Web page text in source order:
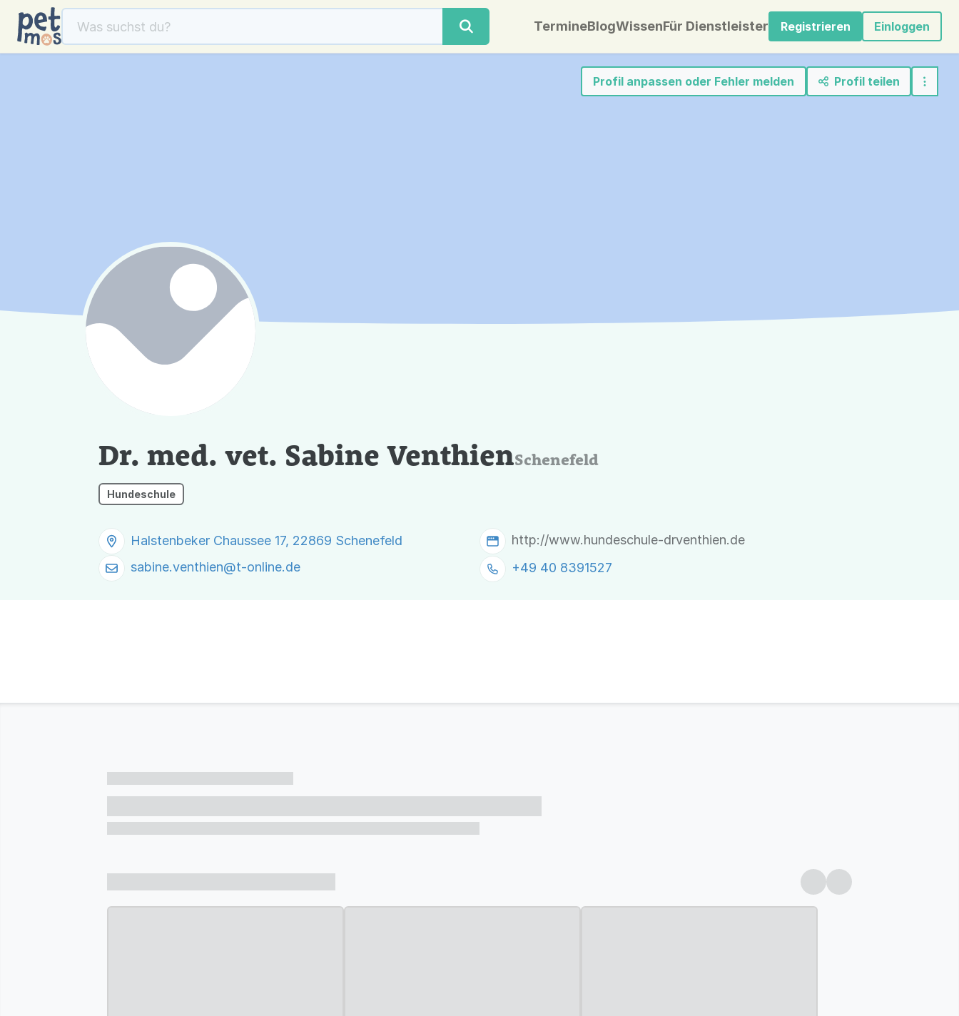
TermineBlogWissenFür Dienstleister Registrieren Einloggen
Profil anpassen oder Fehler melden Profil teilen
Dr. med. vet. Sabine VenthienSchenefeld
Hundeschule
Halstenbeker Chaussee 17, 22869 Schenefeld
http://www.hundeschule-drventhien.de
sabine.venthien@t-online.de +49 40 8391527